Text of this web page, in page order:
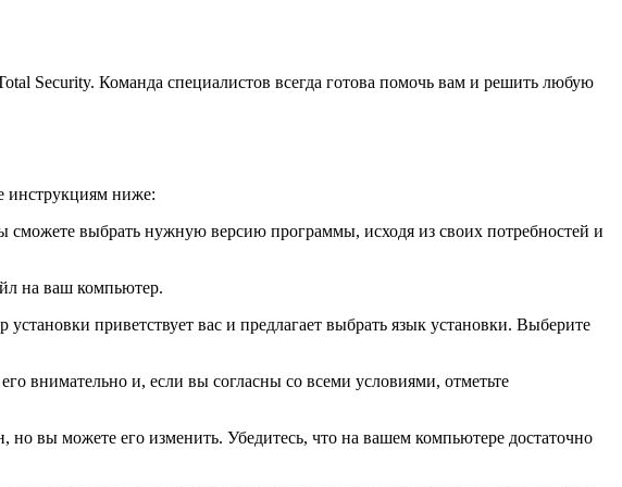
Security. Команда специалистов всегда готова помочь вам и решить любую
инструкциям ниже:
сможете выбрать нужную версию программы, исходя из своих потребностей и
на ваш компьютер.
приветствует вас и предлагает выбрать язык установки. Выберите
внимательно и, если вы согласны со всеми условиями, отметьте
вы можете его изменить. Убедитесь, что на вашем компьютере достаточно